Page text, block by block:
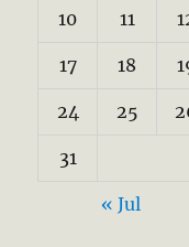
10 11
17 18
24 25
31
« Jul